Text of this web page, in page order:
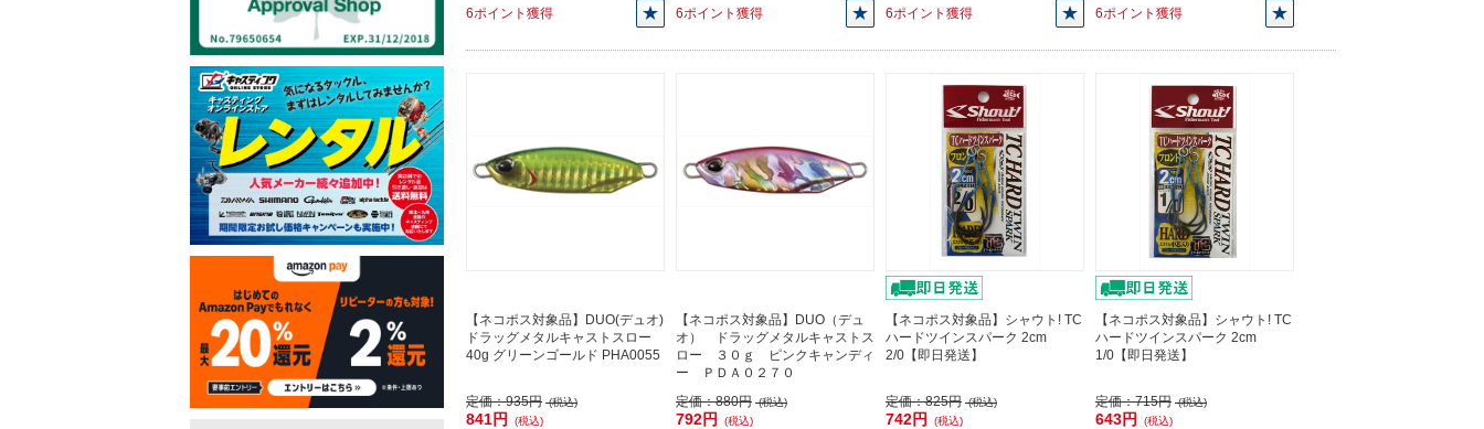
6ポイント獲得 6ポイント獲得 6ポイント獲得 6ポイント獲得
【ネコポス対象品】DUO(デュオ)
ドラッグメタルキャストスロー
40g グリーンゴールド PHA0055
定価：935円 (税込)
841円 (税込)
【ネコポス対象品】DUO（デュ
オ） ドラッグメタルキャストス
ロー ３０ｇ ピンクキャンディ
ー ＰＤＡ０２７０
定価：880円 (税込)
792円 (税込)
【ネコポス対象品】シャウト! TC
ハードツインスパーク 2cm
2/0【即日発送】
定価：825円 (税込)
742円 (税込)
【ネコポス対象品】シャウト! TC
ハードツインスパーク 2cm
1/0【即日発送】
定価：715円 (税込)
643円 (税込)